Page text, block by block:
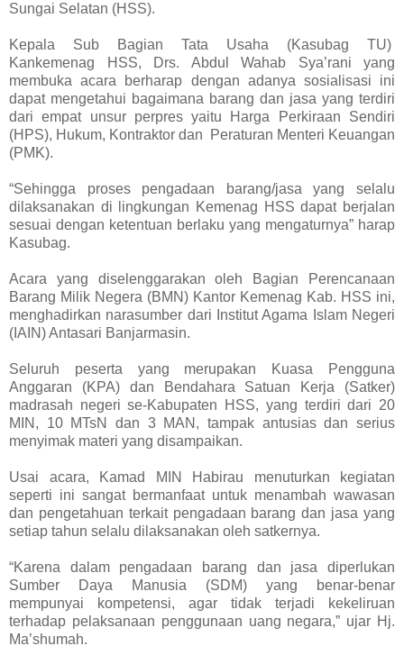
Sungai Selatan (HSS).
Kepala Sub Bagian Tata Usaha (Kasubag TU)
Kankemenag HSS, Drs. Abdul Wahab Sya’rani yang
membuka acara berharap dengan adanya sosialisasi ini
dapat mengetahui bagaimana barang dan jasa yang terdiri
dari empat unsur perpres yaitu Harga Perkiraan Sendiri
(HPS), Hukum, Kontraktor dan Peraturan Menteri Keuangan
(PMK).
“Sehingga proses pengadaan barang/jasa yang selalu
dilaksanakan di lingkungan Kemenag HSS dapat berjalan
sesuai dengan ketentuan berlaku yang mengaturnya” harap
Kasubag.
Acara yang diselenggarakan oleh Bagian Perencanaan
Barang Milik Negera (BMN) Kantor Kemenag Kab. HSS ini,
menghadirkan narasumber dari Institut Agama Islam Negeri
(IAIN) Antasari Banjarmasin.
Seluruh peserta yang merupakan Kuasa Pengguna
Anggaran (KPA) dan Bendahara Satuan Kerja (Satker)
madrasah negeri se-Kabupaten HSS, yang terdiri dari 20
MIN, 10 MTsN dan 3 MAN, tampak antusias dan serius
menyimak materi yang disampaikan.
Usai acara, Kamad MIN Habirau menuturkan kegiatan
seperti ini sangat bermanfaat untuk menambah wawasan
dan pengetahuan terkait pengadaan barang dan jasa yang
setiap tahun selalu dilaksanakan oleh satkernya.
“Karena dalam pengadaan barang dan jasa diperlukan
Sumber Daya Manusia (SDM) yang benar-benar
mempunyai kompetensi, agar tidak terjadi kekeliruan
terhadap pelaksanaan penggunaan uang negara,” ujar Hj.
Ma’shumah.